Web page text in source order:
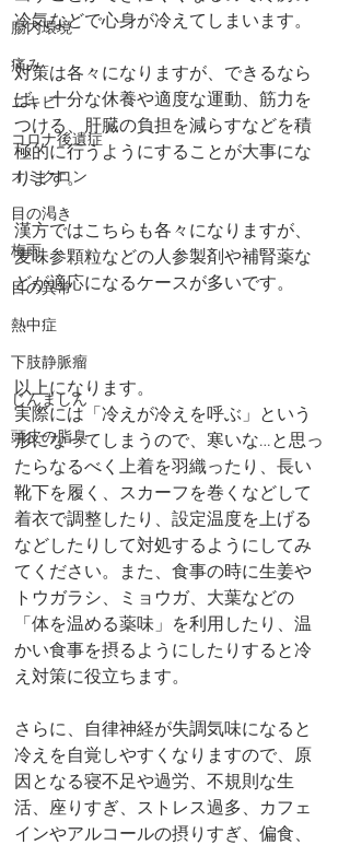
腸内環境
痛み
ニキビ
コロナ後遺症
オミクロン
目の渇き
梅雨
目の異常
熱中症
下肢静脈瘤
じんましん
頭皮の脂臭
冷気などで心身が冷えてしまいます。
対策は各々になりますが、できるなら
ば、十分な休養や適度な運動、筋力を
つける、肝臓の負担を減らすなどを積
極的に行うようにすることが大事にな
ります。
漢方ではこちらも各々になりますが、
麦味参顆粒などの人参製剤や補腎薬な
どが適応になるケースが多いです。
以上になります。
実際には「冷えが冷えを呼ぶ」という
形になってしまうので、寒いな…と思っ
たらなるべく上着を羽織ったり、長い
靴下を履く、スカーフを巻くなどして
着衣で調整したり、設定温度を上げる
などしたりして対処するようにしてみ
てください。また、食事の時に生姜や
トウガラシ、ミョウガ、大葉などの
「体を温める薬味」を利用したり、温
かい食事を摂るようにしたりすると冷
え対策に役立ちます。
さらに、自律神経が失調気味になると
冷えを自覚しやすくなりますので、原
因となる寝不足や過労、不規則な生
活、座りすぎ、ストレス過多、カフェ
インやアルコールの摂りすぎ、偏食、